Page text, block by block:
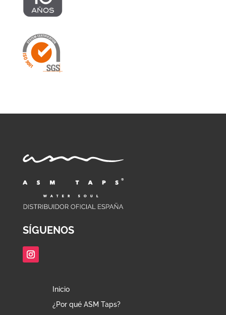
SÍGUENOS
Inicio
¿Por qué ASM Taps?